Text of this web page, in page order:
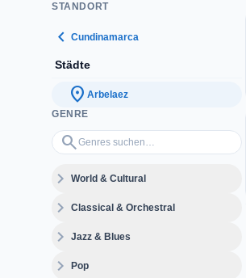
STANDORT
chevron_left Cundinamarca
Städte
location_on Arbelaez
GENRE
search
Genres suchen…
expand_moreWorld & Cultural
expand_moreClassical & Orchestral
expand_moreJazz & Blues
expand_morePop